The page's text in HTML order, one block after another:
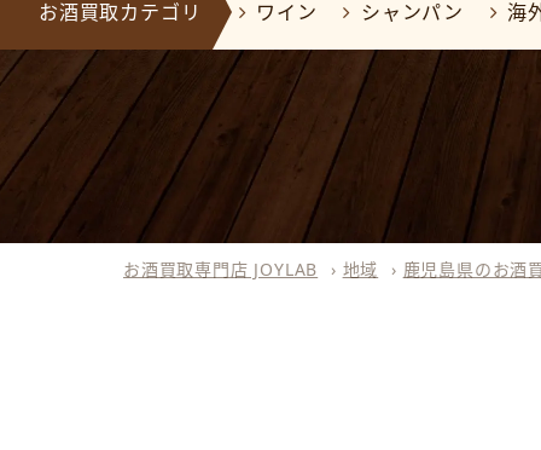
お酒買取カテゴリ ワイン シャンパン 海
お酒買取専門店 JOYLAB › 地域 › 鹿児島県のお酒